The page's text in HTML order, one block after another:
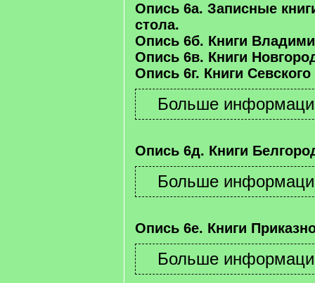
Опись 6а. Записные
стола.
Опись 6б. Книги
Опись 6в. Книги
Опись 6г. Книги Севского
Опись 6д. Книги
Опись 6е. Книги